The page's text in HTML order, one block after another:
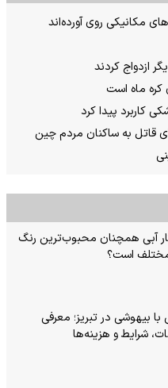
مکانیکی روی آورده‌اند
ازدواج کردند
ماه است
کاربرد پیدا کرد
آبی همچنان محبوب‌ترین رنگ
است؟
با بیهوشی در تبریز؛ معرفی
شرایط و هزینه‌ها